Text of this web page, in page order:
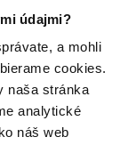
údajmi?
a mohli
cookies.
naša stránka
analytické
náš web